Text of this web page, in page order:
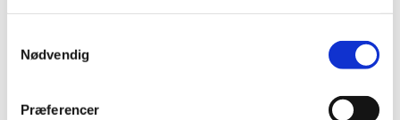
Nødvendig
Præferencer
2013 (3)
2011 (13)
2009 (14)